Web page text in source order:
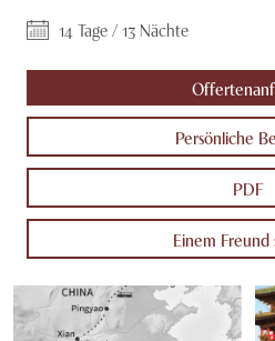
14 Tage / 13 Nächte
Persönliche
PDF
Einem Freund